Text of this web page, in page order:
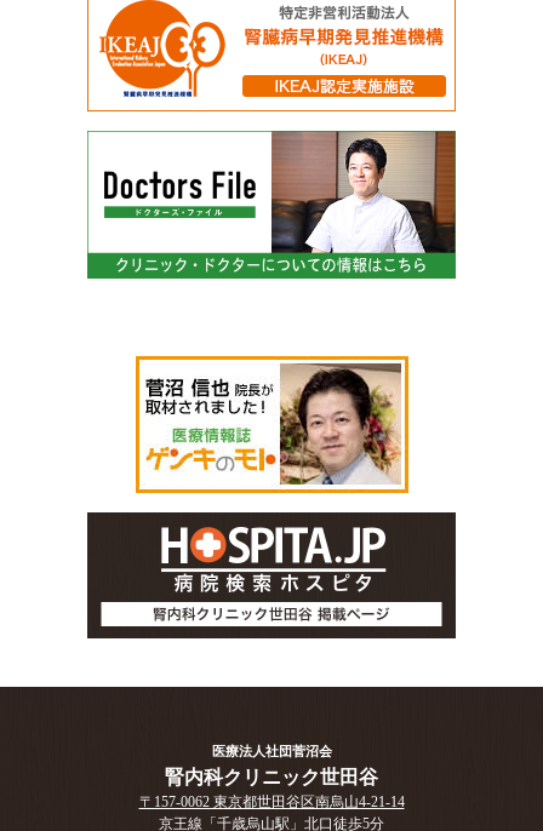
医療法人社団菅沼会
腎内科クリニック世田谷
〒157-0062 東京都世田谷区南烏山4-21-14
京王線「千歳烏山駅」北口徒歩5分